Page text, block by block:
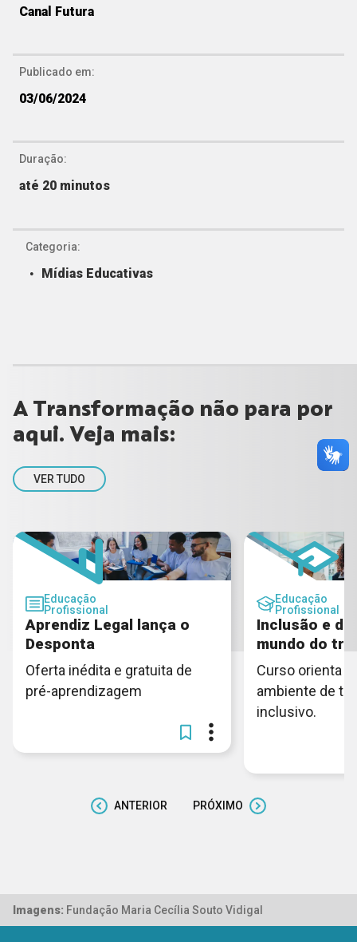
Canal Futura
Publicado em:
03/06/2024
Duração:
até 20 minutos
Categoria:
Mídias Educativas
A Transformação não para por
aqui. Veja mais:
VER TUDO
Educação
Profissional
Aprendiz Legal lança o
Desponta
Oferta inédita e gratuita de
pré-aprendizagem
Educação
Profissional
Inclusão e
mundo do
Curso orienta
ambiente de
inclusivo.
ANTERIOR PRÓXIMO
Imagens: Fundação Maria Cecília Souto Vidigal